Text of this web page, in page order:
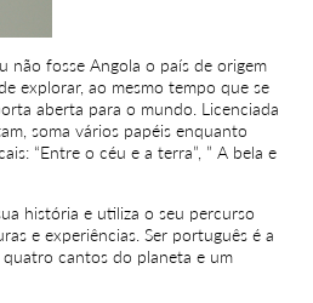
fosse Angola o país de origem
explorar, ao mesmo tempo que se
aberta para o mundo. Licenciada
soma vários papéis enquanto
“Entre o céu e a terra”, ” A bela e
história e utiliza o seu percurso
e experiências. Ser português é a
cantos do planeta e um